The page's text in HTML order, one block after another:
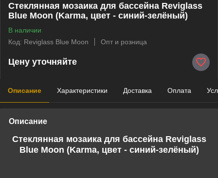
Стеклянная мозаика для бассейна Reviglass
Blue Moon (Karma, цвет - синий-зелёный)
В наличии
Код: Reviglass Blue Moon
Опт и розница
Цену уточняйте
Описание Характеристики Доставка Оплата
Описание
Стеклянная мозаика для бассейна Reviglass
Blue Moon (Karma, цвет - синий-зелёный)